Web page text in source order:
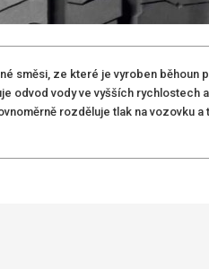
směsi, ze které je vyroben běhoun
odvod vody ve vyšších rychlostech
rozděluje tlak na vozovku